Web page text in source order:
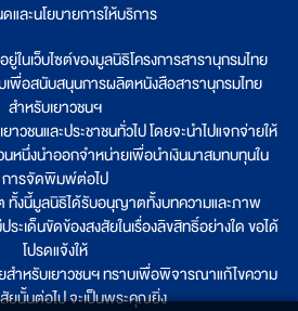
และนโยบายการให้บริการ
ในเว็บไซต์ของมูลนิธิโครงการสารานุกรมไทย
เพื่อสนับสนุนการผลิตหนังสือสารานุกรมไทย
สำหรับเยาวชนฯ
าวชนและประชาชนทั่วไป โดยจะนำไปแจกจ่ายให้
นหนึ่งนำออกจำหน่ายเพื่อนำเงินมาสมทบทุนใน
การจัดพิมพ์ต่อไป
ทั้งนี้มูลนิธิได้รับอนุญาตทั้งบทความและภาพ
ะเด็นขัดข้องสงสัยในเรื่องลิขสิทธิ์อย่างใด ขอได้
โปรดแจ้งให้
สำหรับเยาวชนฯ ทราบเพื่อพิจารณาแก้ไขความ
ยนั้นต่อไป จะเป็นพระคุณยิ่ง